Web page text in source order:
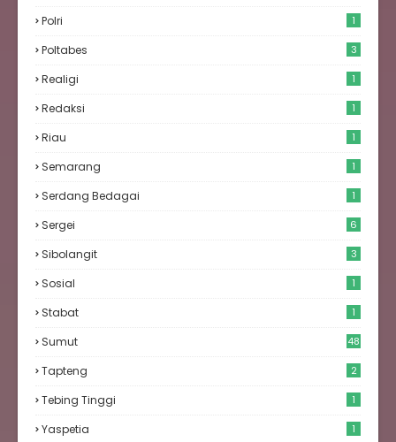
Polri 1
Poltabes 3
Realigi 1
Redaksi 1
Riau 1
Semarang 1
Serdang Bedagai 1
Sergei 6
Sibolangit 3
Sosial 1
Stabat 1
Sumut 48
Tapteng 2
Tebing Tinggi 1
Yaspetia 1